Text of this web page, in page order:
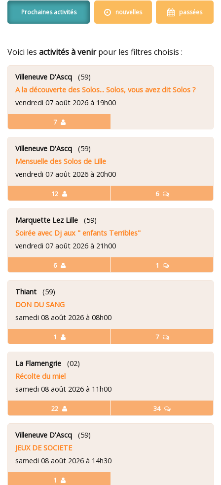
Prochaines activités nouvelles passées
Voici les activités à venirpour les filtres choisis :
7
Villeneuve D'Ascq (59)
A la découverte des Solos... Solos, vous avez dit Solos ?
vendredi 07 août 2026 à 19h00
12 6
Villeneuve D'Ascq (59)
Mensuelle des Solos de Lille
vendredi 07 août 2026 à 20h00
6 1
Marquette Lez Lille (59)
Soirée avec Dj aux " enfants Terribles"
vendredi 07 août 2026 à 21h00
1 7
Thiant (59)
DON DU SANG
samedi 08 août 2026 à 08h00
22 34
La Flamengrie (02)
Récolte du miel
samedi 08 août 2026 à 11h00
1
Villeneuve D'Ascq (59)
JEUX DE SOCIETE
samedi 08 août 2026 à 14h30